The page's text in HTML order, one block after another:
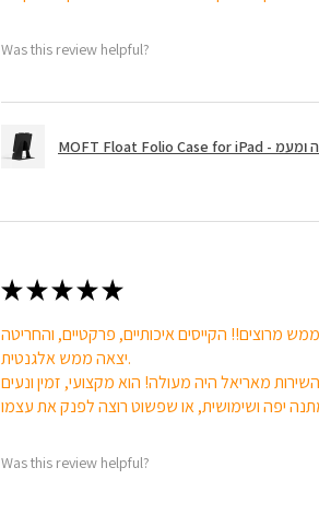
Was this review helpful?
★★★★★
מרוצים!! הקייסים איכותיים, פרקטיים, והחריטה
יצאה ממש אלגנטית.
Was this review helpful?